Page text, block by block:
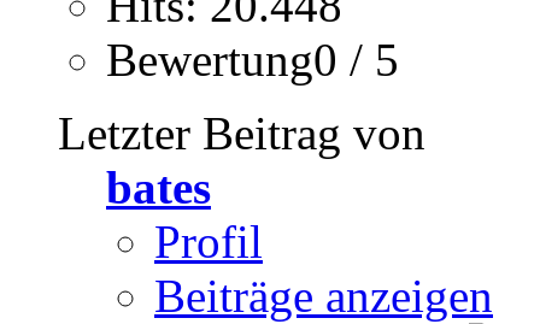
Bewertung0 / 5
Letzter Beitrag von
bates
Profil
Beiträge anzeigen